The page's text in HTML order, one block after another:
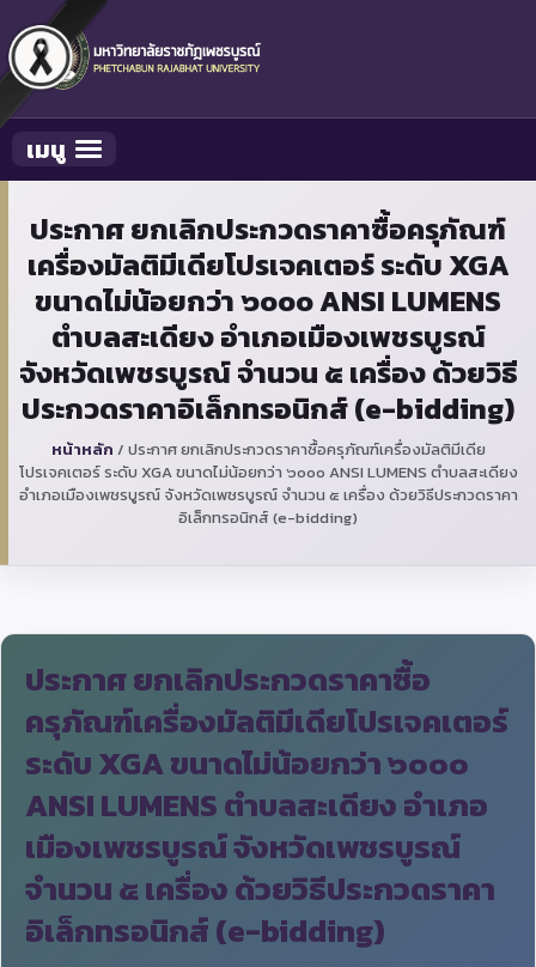
Toggle navigation
เมนู
ประกาศ ยกเลิกประกวดราคาซื้อครุภัณฑ์
เครื่องมัลติมีเดียโปรเจคเตอร์ ระดับ XGA
ขนาดไม่น้อยกว่า ๖๐๐๐ ANSI LUMENS
ตำบลสะเดียง อำเภอเมืองเพชรบูรณ์
จังหวัดเพชรบูรณ์ จำนวน ๕ เครื่อง ด้วยวิธี
ประกวดราคาอิเล็กทรอนิกส์ (e-bidding)
หน้าหลัก / ประกาศ ยกเลิกประกวดราคาซื้อครุภัณฑ์เครื่องมัลติมีเดีย
โปรเจคเตอร์ ระดับ XGA ขนาดไม่น้อยกว่า ๖๐๐๐ ANSI LUMENS ตำบลสะเดียง
อำเภอเมืองเพชรบูรณ์ จังหวัดเพชรบูรณ์ จำนวน ๕ เครื่อง ด้วยวิธีประกวดราคา
อิเล็กทรอนิกส์ (e-bidding)
ประกาศ ยกเลิกประกวดราคาซื้อ
ครุภัณฑ์เครื่องมัลติมีเดียโปรเจคเตอร์
ระดับ XGA ขนาดไม่น้อยกว่า ๖๐๐๐
ANSI LUMENS ตำบลสะเดียง อำเภอ
เมืองเพชรบูรณ์ จังหวัดเพชรบูรณ์
จำนวน ๕ เครื่อง ด้วยวิธีประกวดราคา
อิเล็กทรอนิกส์ (e-bidding)